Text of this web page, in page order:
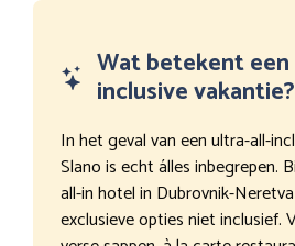
Wat betekent
inclusive vakantie?
In het geval van een ultra-all-
Slano is echt álles inbegrepen.
all-in hotel in Dubrovnik-
exclusieve opties niet inclusief.